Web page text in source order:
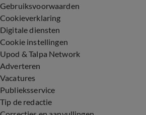
Gebruiksvoorwaarden
Cookieverklaring
Digitale diensten
Cookie instellingen
Upod & Talpa Network
Adverteren
Vacatures
Publieksservice
Tip de redactie